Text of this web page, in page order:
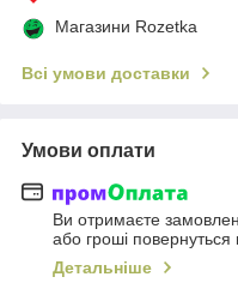
Магазини Rozetka
Всі умови доставки
Умови оплати
Ви отримаєте
або гроші повернуться
Детальніше